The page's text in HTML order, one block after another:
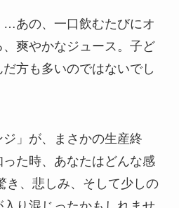
…あの、一口飲むたびにオ
爽やかなジュース。子ど
方も多いのではないでし
」が、まさかの生産終
た時、あなたはどんな感
き、悲しみ、そして少しの